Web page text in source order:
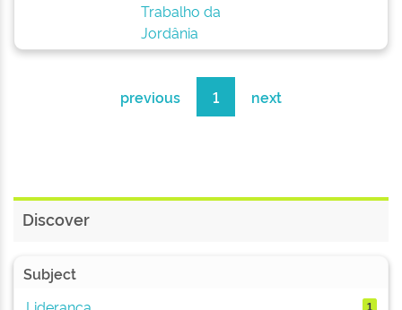
Trabalho da
Jordânia
previous 1 next
Discover
Subject
Liderança
1